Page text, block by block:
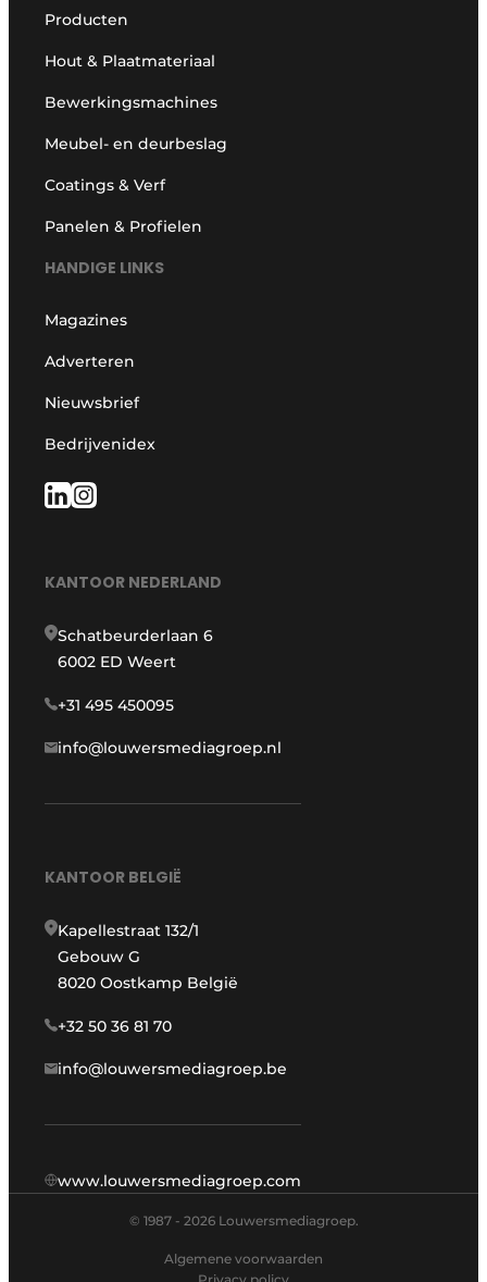
Producten
Hout & Plaatmateriaal
Bewerkingsmachines
Meubel- en deurbeslag
Coatings & Verf
Panelen & Profielen
HANDIGE LINKS
Magazines
Adverteren
Nieuwsbrief
Bedrijvenidex
KANTOOR NEDERLAND
Schatbeurderlaan 6
6002 ED Weert
+31 495 450095
info@louwersmediagroep.nl
KANTOOR BELGIË
Kapellestraat 132/1
Gebouw G
8020 Oostkamp België
+32 50 36 81 70
info@louwersmediagroep.be
www.louwersmediagroep.com
© 1987 - 2026 Louwersmediagroep.
Algemene voorwaarden